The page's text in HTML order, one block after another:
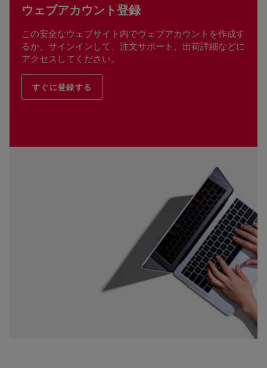
ウェブアカウント登録
この安全なウェブサイト内でウェブアカウントを作成す
るか、サインインして、注文サポート、出荷詳細などに
アクセスしてください。
すぐに登録する